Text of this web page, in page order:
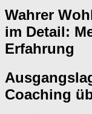
Wahrer
im Detail:
Erfahrung
Coaching